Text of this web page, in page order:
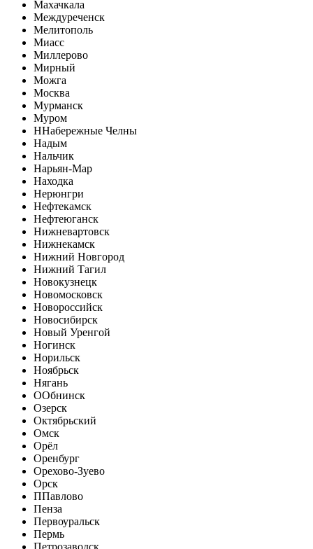
Махачкала
Междуреченск
Мелитополь
Миасс
Миллерово
Мирный
Можга
Москва
Мурманск
Муром
ННабережные Челны
Надым
Нальчик
Нарьян-Мар
Находка
Нерюнгри
Нефтекамск
Нефтеюганск
Нижневартовск
Нижнекамск
Нижний Новгород
Нижний Тагил
Новокузнецк
Новомосковск
Новороссийск
Новосибирск
Новый Уренгой
Ногинск
Норильск
Ноябрьск
Нягань
ООбнинск
Озерск
Октябрьский
Омск
Орёл
Оренбург
Орехово-Зуево
Орск
ППавлово
Пенза
Первоуральск
Пермь
Петрозаводск